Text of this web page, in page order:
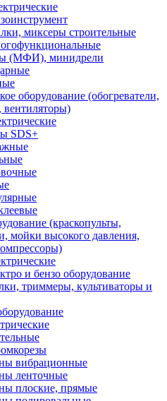
миксеры строительные
(МФИ), минидрели
оборудование (обогреватели,
вентиляторы)
SDS+
(краскопульты,
мойки высокого давления,
и бензо оборудование
триммеры, культиваторы и
вибрационные
ленточные
плоские, прямые